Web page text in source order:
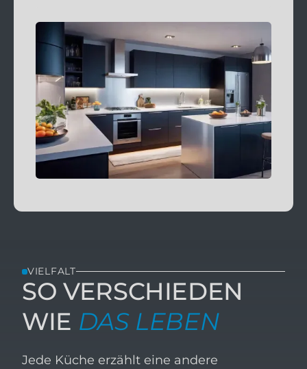
VIELFALT
SO VERSCHIEDEN
WIE DAS LEBEN
Jede Küche erzählt eine andere